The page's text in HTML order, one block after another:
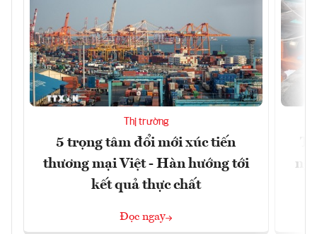
Thị trường
5 trọng tâm đổi mới xúc tiến
thương mại Việt - Hàn hướng tới
kết quả thực chất
Đọc ngay